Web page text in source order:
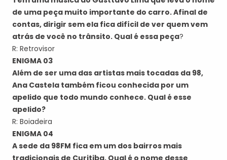
de uma peça muito importante do carro. Afinal de
contas, dirigir sem ela fica difícil de ver quem vem
atrás de você no trânsito. Qual é essa peça?
R: Retrovisor
ENIGMA 03
Além de ser uma das artistas mais tocadas da 98,
Ana Castela também ficou conhecida por um
apelido que todo mundo conhece. Qual é esse
apelido?
R: Boiadeira
ENIGMA 04
A sede da 98FM fica em um dos bairros mais
tradicionais de Curitiba. Qual é o nome desse